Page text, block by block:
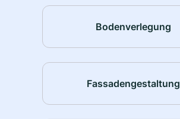
Bodenverlegung
Fassadengestaltung